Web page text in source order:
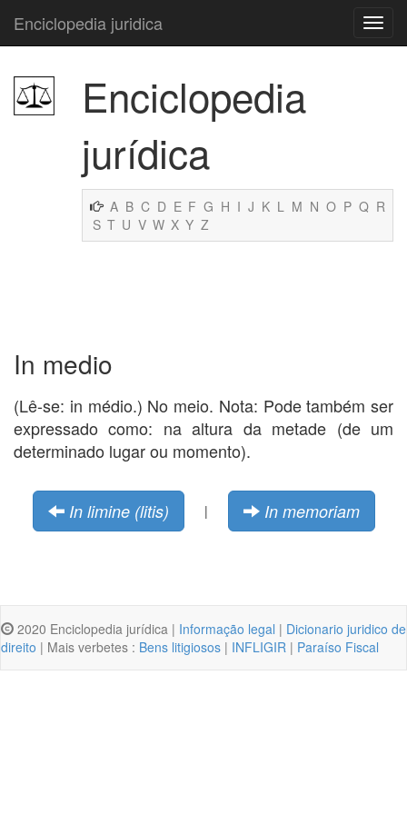
Enciclopedia juridica
Enciclopedia
jurídica
A B C D E F G H I J K L M N O P Q R
S T U V W X Y Z
In medio
(Lê-se: in médio.) No meio. Nota: Pode também ser
expressado como: na altura da metade (de um
determinado lugar ou momento).
In limine (litis) | In memoriam
2020 Enciclopedia jurídica | Informação legal | Dicionario juridico de
direito | Mais verbetes : Bens litigiosos | INFLIGIR | Paraíso Fiscal